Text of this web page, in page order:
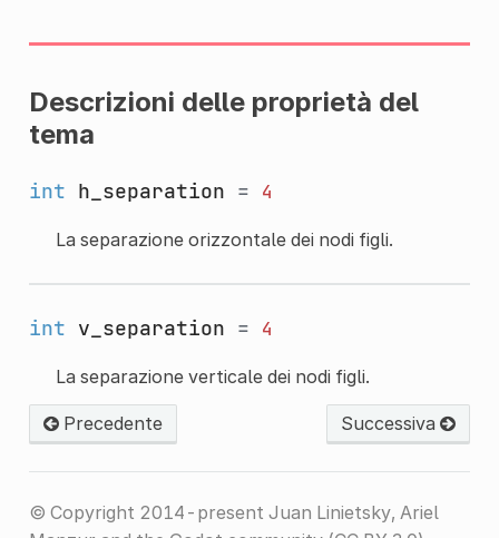
Descrizioni delle proprietà del
tema
int h_separation = 4
La separazione orizzontale dei nodi figli.
int v_separation = 4
La separazione verticale dei nodi figli.
Precedente Successiva
© Copyright 2014-present Juan Linietsky, Ariel